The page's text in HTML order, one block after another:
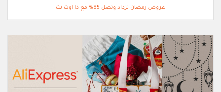
عروض رمضان تزداد وتصل 85% مع ذا اوت نت